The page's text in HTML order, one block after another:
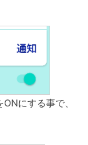
にする事で、